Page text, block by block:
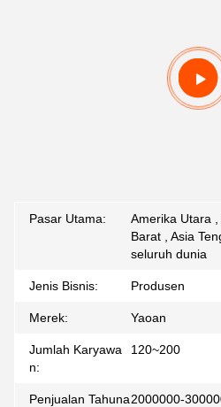
Pasar Utama:
Amerika Utara
Barat , Asia
seluruh dunia
Jenis Bisnis: Produsen
Merek: Yaoan
Jumlah Karyawa
n:
120~200
Penjualan Tahuna2000000-